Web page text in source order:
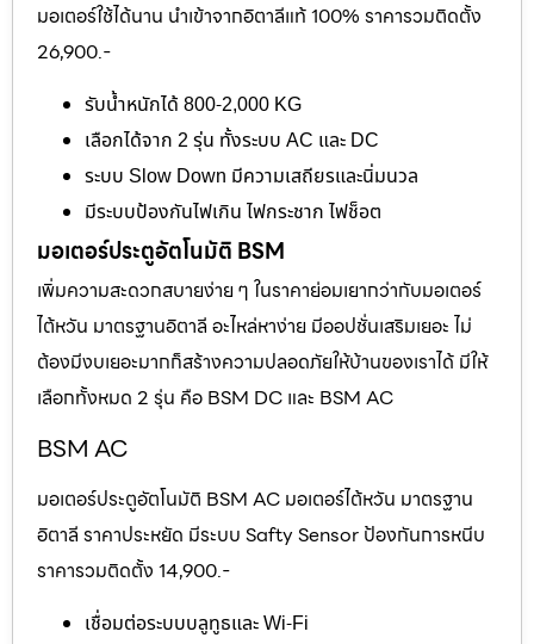
มอเตอร์ใช้ได้นาน นำเข้าจากอิตาลีแท้ 100% ราคารวมติดตั้ง
26,900.-
รับน้ำหนักได้ 800-2,000 KG
เลือกได้จาก 2 รุ่น ทั้งระบบ AC และ DC
ระบบ Slow Down มีความเสถียรและนิ่มนวล
มีระบบป้องกันไฟเกิน ไฟกระชาก ไฟช็อต
มอเตอร์ประตูอัตโนมัติ BSM
เพิ่มความสะดวกสบายง่าย ๆ ในราคาย่อมเยากว่ากับมอเตอร์
ไต้หวัน มาตรฐานอิตาลี อะไหล่หาง่าย มีออปชั่นเสริมเยอะ ไม่
ต้องมีงบเยอะมากก็สร้างความปลอดภัยให้บ้านของเราได้ มีให้
เลือกทั้งหมด 2 รุ่น คือ BSM DC และ BSM AC
BSM AC
มอเตอร์ประตูอัตโนมัติ BSM AC มอเตอร์ไต้หวัน มาตรฐาน
อิตาลี ราคาประหยัด มีระบบ Safty Sensor ป้องกันการหนีบ
ราคารวมติดตั้ง 14,900.-
เชื่อมต่อระบบบลูทูธและ Wi-Fi